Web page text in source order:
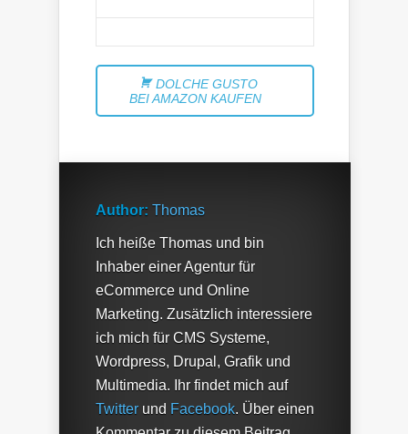
DOLCHE GUSTO
BEI AMAZON KAUFEN
Author: Thomas
Ich heiße Thomas und bin
Inhaber einer Agentur für
eCommerce und Online
Marketing. Zusätzlich interessiere
ich mich für CMS Systeme,
Wordpress, Drupal, Grafik und
Multimedia. Ihr findet mich auf
Twitter und Facebook. Über einen